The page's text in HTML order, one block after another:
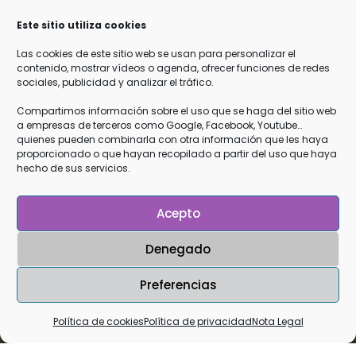
Este sitio utiliza cookies
Las cookies de este sitio web se usan para personalizar el
contenido, mostrar vídeos o agenda, ofrecer funciones de redes
sociales, publicidad y analizar el tráfico.
Compartimos información sobre el uso que se haga del sitio web
a empresas de terceros como Google, Facebook, Youtube…
quienes pueden combinarla con otra información que les haya
proporcionado o que hayan recopilado a partir del uso que haya
hecho de sus servicios.
Acepto
Denegado
Preferencias
Política de cookiesPolítica de privacidadNota Legal
Finalidad: Mandarte información de tu interés como
vídeos, artículos y próximas actividades gratuitas, así como
información sobre mis cursos y terapias.
Legitimación: Tu consentimiento explícito de que quieres
recibir esta información
Destinatarios: Los datos que me facilitas están en mi
servidor de web y emailOVHy en los servidores deGoogle
Drive, todos ellos que cumplen con la RGPD
rectificación, limitación y suprimir los datos en
info@mecuidoparacuidarte.com así como el derecho a
presentar una reclamación ante una autoridad de control.
Copyright 2021 Cristina García Zamudio